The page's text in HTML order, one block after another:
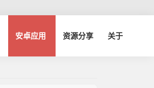
安卓应用 资源分享 关于